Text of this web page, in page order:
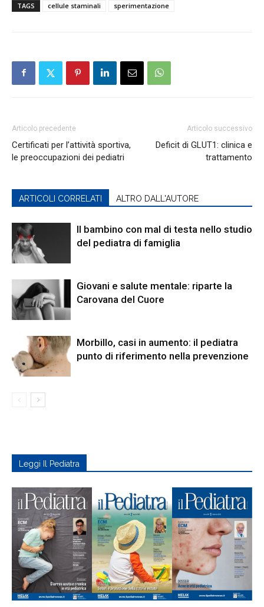
TAGS cellule staminali sperimentazione
Articolo precedente
Certificati per l’attività sportiva,
le preoccupazioni dei pediatri
Articolo successivo
Deficit di GLUT1: clinica e
trattamento
ARTICOLI CORRELATI ALTRO DALL'AUTORE
Il bambino con mal di testa nello studio
del pediatra di famiglia
Giovani e salute mentale: riparte la
Carovana del Cuore
Morbillo, casi in aumento: il pediatra
punto di riferimento nella prevenzione
Leggi Il Pediatra